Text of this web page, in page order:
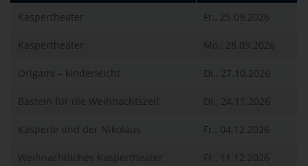
Kaspertheater Fr., 25.09.2026
Kaspertheater Mo., 28.09.2026
Origami – kinderleicht Di., 27.10.2026
Basteln für die Weihnachtszeit Di., 24.11.2026
Kasperle und der Nikolaus Fr., 04.12.2026
Weihnachtliches Kaspertheater Fr., 11.12.2026